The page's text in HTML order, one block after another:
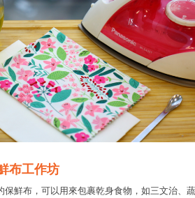
布工作坊
保鮮布，可以用來包裹乾身食物，如三文治、蔬